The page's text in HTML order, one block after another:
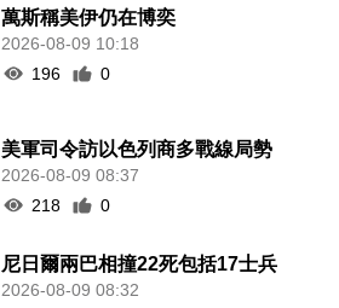
萬斯稱美伊仍在博奕
2026-08-09 10:18
196
0
美軍司令訪以色列商多戰線局勢
2026-08-09 08:37
218
0
尼日爾兩巴相撞22死包括17士兵
2026-08-09 08:32